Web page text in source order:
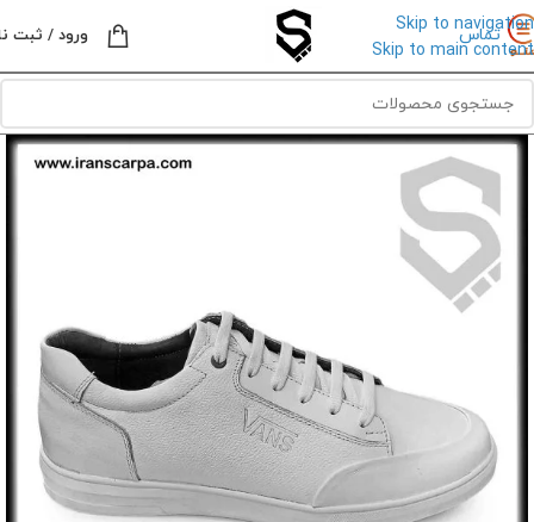
Skip to navigation
Skip to main content
تماس ورود / ثبت